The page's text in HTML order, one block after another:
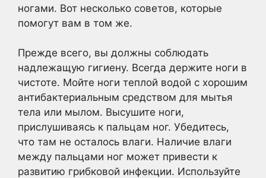
ногами. Вот несколько советов, которые
помогут вам в том же.
Прежде всего, вы должны соблюдать
надлежащую гигиену. Всегда держите ноги в
чистоте. Мойте ноги теплой водой с хорошим
антибактериальным средством для мытья
тела или мылом. Высушите ноги,
прислушиваясь к пальцам ног. Убедитесь,
что там не осталось влаги. Наличие влаги
между пальцами ног может привести к
развитию грибковой инфекции. Используйте